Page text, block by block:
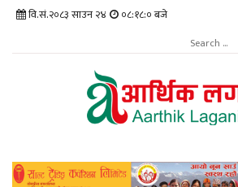
वि.सं.२०८३ साउन २४ ०८:१८:०१ बजे